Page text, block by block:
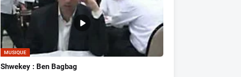
MUSIQUE
Shwekey : Ben Bagbag